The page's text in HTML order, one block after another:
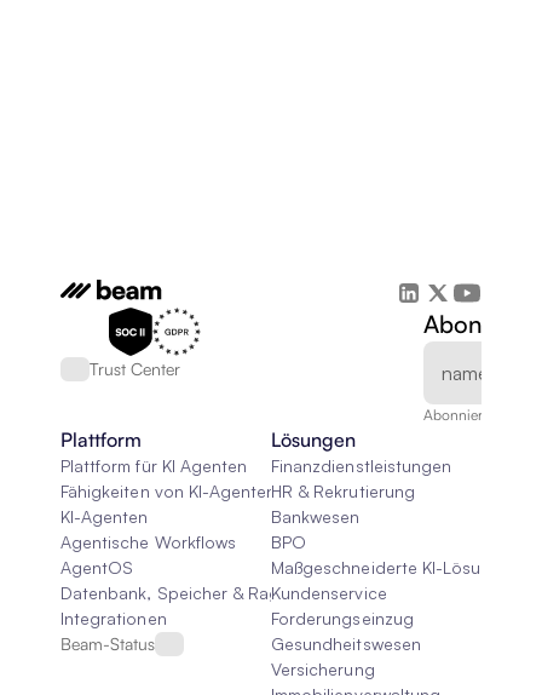
Trust Center
Abonnieren Sie
Plattform
Plattform für KI Agenten
Fähigkeiten von KI-Agenten
KI-Agenten
Agentische Workflows
AgentOS
Datenbank, Speicher & Rag
Integrationen
Beam-Status
Lösungen
Finanzdienstleistungen
HR & Rekrutierung
Bankwesen
BPO
Maßgeschneiderte KI-Lösungen
Kundenservice
Forderungseinzug
Gesundheitswesen
Versicherung